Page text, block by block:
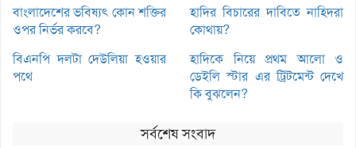
বাংলাদেশের ভবিষ্যৎ কোন শক্তির
ওপর নির্ভর করবে?
হাদির বিচারের দাবিতে নাহিদরা
কোথায়?
বিএনপি দলটা দেউলিয়া হওয়ার
পথে
হাদিকে নিয়ে প্রথম আলো ও
ডেইলি স্টার এর ট্রিটমেন্ট দেখে
কি বুঝলেন?
সর্বশেষ সংবাদ